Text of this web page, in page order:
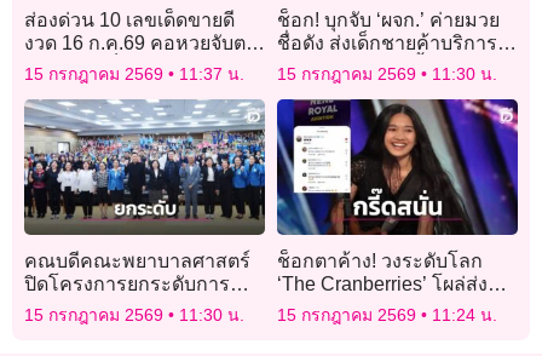
ส่องด่วน 10 เลขเด็ดขายดี
งวด 16 ก.ค.69 คอหวยจับตา
เลขดังลุ้นเป็นเศรษฐีใหม่
15 กรกฎาคม 2569 11:37 น.
ช็อก! บุกจับ ‘ผจก.’ ค่ายมวย
ชื่อดัง ส่งเด็กชายค้าบริการ
ทางเพศแบบสวิงกิ้ง
15 กรกฎาคม 2569 11:30 น.
คณบดีคณะพยาบาลศาสตร์
ปิดโครงการยกระดับการ
พัฒนานักศึกษาให้มี
สมรรถนะแห่งโลกอนาคต
15 กรกฎาคม 2569 11:30 น.
ช็อกตาค้าง! วงระดับโลก
‘The Cranberries’ โผล่ส่ง
หัวใจให้ ‘เนเน่’ แฟนคลับกรีด
ร้องสนั่นไอจี
15 กรกฎาคม 2569 11:24 น.